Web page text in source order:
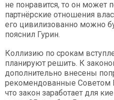
не понравится, то он может
партнёрские отношения
его цивилизованно можно
пояснил Гурин.
Коллизию по срокам
планируют решить. К
дополнительно внесены
рекомендованные Советом
что закон заработает для